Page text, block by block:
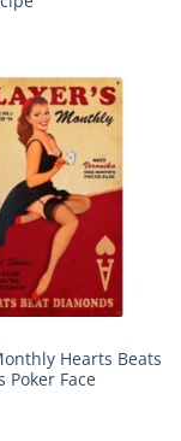
Hearts Beats
Poker Face